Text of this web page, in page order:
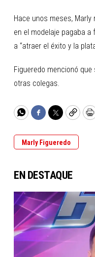
Hace unos meses,
en el modelaje pagaba
a “atraer el éxito y la
Figueredo mencionó
otras colegas.
WhatsApp
Facebook
TwitterCopy
Marly Figueredo
EN DESTAQUE